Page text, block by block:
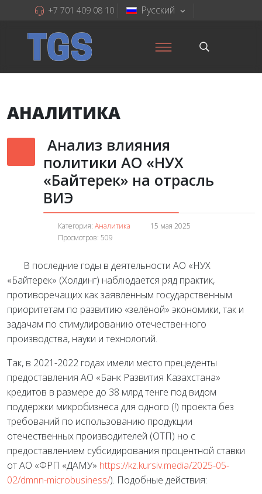
Русский
+7 701 409 08 10
АНАЛИТИКА
Анализ влияния
политики АО «НУХ
«Байтерек» на отрасль
ВИЭ
Категория: Аналитика
15 мая 2025
Просмотров: 509
В последние годы в деятельности АО «НУХ
«Байтерек» (Холдинг) наблюдается ряд практик,
противоречащих как заявленным государственным
приоритетам по развитию «зелёной» экономики, так и
задачам по стимулированию отечественного
производства, науки и технологий.
Так, в 2021-2022 годах имели место прецеденты
предоставления АО «Банк Развития Казахстана»
кредитов в размере до 38 млрд тенге под видом
поддержки микробизнеса для одного (!) проекта без
требований по использованию продукции
отечественных производителей (ОТП) но с
предоставлением субсидирования процентной ставки
от АО «ФРП «ДАМУ» https://kz.kursiv.media/2025-05-
02/dmnn-microbusiness/). Подобные действия: